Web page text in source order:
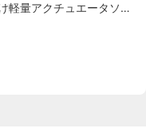
軽量アクチュエータソリ